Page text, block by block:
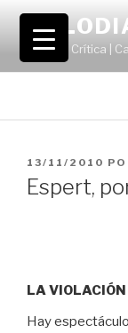
Saltar
contenidoTeatro | Crítica |
PUBLICADO
EL
13/11/2010
Espert,
LA
Hay